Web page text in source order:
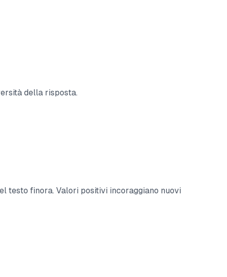
della risposta.
testo finora. Valori positivi incoraggiano nuovi